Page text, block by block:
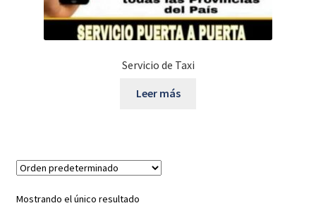
Servicio de Taxi
Leer más
Mostrando el único resultado